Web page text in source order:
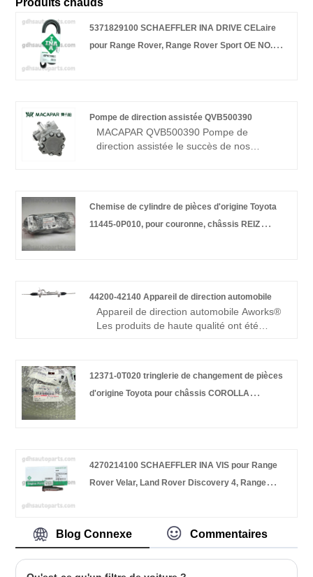
Produits chauds
5371829100 SCHAEFFLER INA DRIVE CELaire
pour Range Rover, Range Rover Sport OE NO.
Pompe de direction assistée QVB500390
MACAPAR QVB500390 Pompe de
direction assistée le succès de nos
yuans.
Chemise de cylindre de pièces d'origine Toyota
11445-0P010, pour couronne, châssis REIZ
44200-42140 Appareil de direction automobile
Appareil de direction automobile Aworks®
Les produits de haute qualité ont été
aux clients le meilleur modèle commercial,
les meilleurs produits et le meilleur service
12371-0T020 tringlerie de changement de pièces
d'origine Toyota pour châssis COROLLA
4270214100 SCHAEFFLER INA VIS pour Range
Rover Velar, Land Rover Discovery 4, Range
Blog Connexe Commentaires